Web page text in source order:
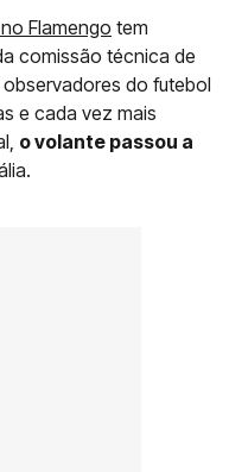
Flamengo tem
comissão técnica de
do futebol
e cada vez mais
o volante passou a